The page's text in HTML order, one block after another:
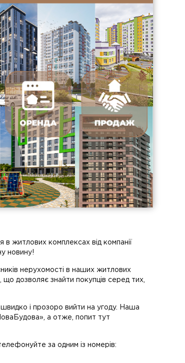
житлових комплексах від компанії
новину!
нерухомості в наших житлових
дозволяє знайти покупців серед тих,
і прозоро вийти на угоду. Наша
а отже, попит тут
за одним із номерів: